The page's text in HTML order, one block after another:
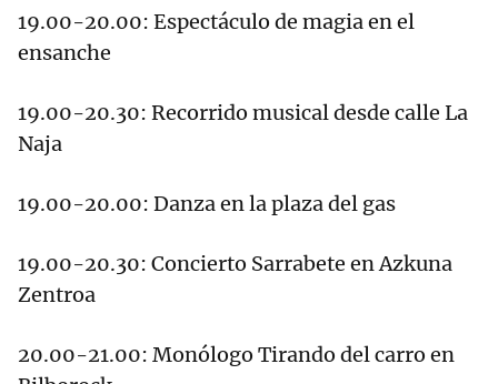
19.00-20.00: Espectáculo de magia en el
ensanche
19.00-20.30: Recorrido musical desde calle La
Naja
19.00-20.00: Danza en la plaza del gas
19.00-20.30: Concierto Sarrabete en Azkuna
Zentroa
20.00-21.00: Monólogo Tirando del carro en